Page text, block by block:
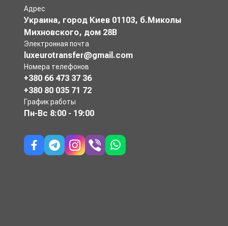
Адрес
Украина, город Киев 01103, б.Миколы
Михновского, дом 28В
Электронная почта
luxeurotransfer@gmail.com
Номера телефонов
+380 66 473 37 36
+380 80 035 71 72
График работы
Пн-Вс 8:00 - 19:00